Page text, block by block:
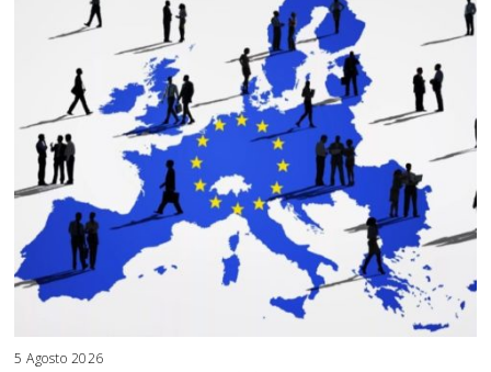
5 Agosto 2026